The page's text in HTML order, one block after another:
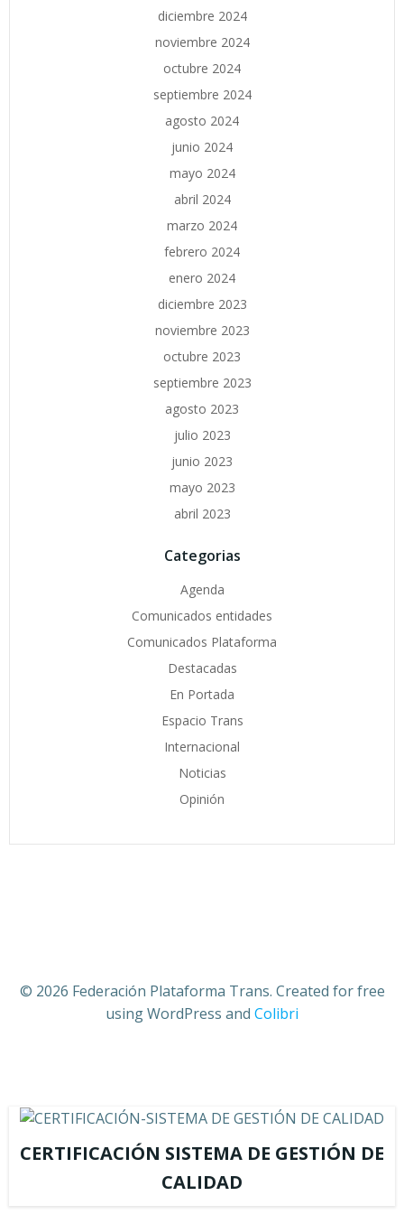
diciembre 2024
noviembre 2024
octubre 2024
septiembre 2024
agosto 2024
junio 2024
mayo 2024
abril 2024
marzo 2024
febrero 2024
enero 2024
diciembre 2023
noviembre 2023
octubre 2023
septiembre 2023
agosto 2023
julio 2023
junio 2023
mayo 2023
abril 2023
Categorias
Agenda
Comunicados entidades
Comunicados Plataforma
Destacadas
En Portada
Espacio Trans
Internacional
Noticias
Opinión
© 2026 Federación Plataforma Trans. Created for free
using WordPress and Colibri
CERTIFICACIÓN SISTEMA DE GESTIÓN DE
CALIDAD